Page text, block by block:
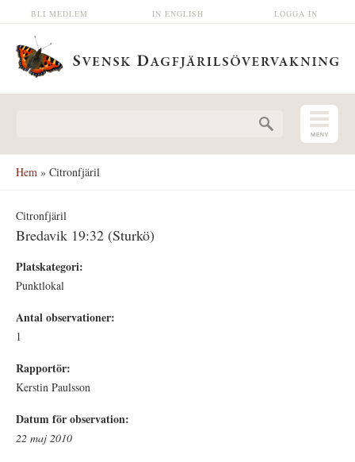
Hoppa till huvudinnehåll LOGGA IN
IN ENGLISH
BLI MEDLEM
Hem » Citronfjäril
Citronfjäril
Bredavik 19:32 (Sturkö)
Platskategori:
Punktlokal
Antal observationer:
1
Rapportör:
Kerstin Paulsson
Datum för observation:
22 maj 2010